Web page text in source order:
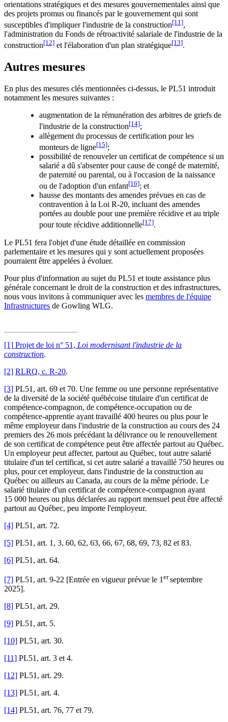
orientations stratégiques et des mesures gouvernementales ainsi que
des projets promus ou financés par le gouvernement qui sont
susceptibles d'impliquer l'industrie de la construction[11],
l'administration du Fonds de rétroactivité salariale de l'industrie de la
construction[12] et l'élaboration d'un plan stratégique[13].
Autres mesures
En plus des mesures clés mentionnées ci-dessus, le PL51 introduit
notamment les mesures suivantes :
augmentation de la rémunération des arbitres de griefs de
l'industrie de la construction[14];
allègement du processus de certification pour les
monteurs de ligne[15];
possibilité de renouveler un certificat de compétence si un
salarié a dû s'absenter pour cause de congé de maternité,
de paternité ou parental, ou à l'occasion de la naissance
ou de l'adoption d'un enfant[16]; et
hausse des montants des amendes prévues en cas de
contravention à la Loi R-20, incluant des amendes
portées au double pour une première récidive et au triple
pour toute récidive additionnelle[17].
Le PL51 fera l'objet d'une étude détaillée en commission
parlementaire et les mesures qui y sont actuellement proposées
pourraient être appelées à évoluer.
Pour plus d'information au sujet du PL51 et toute assistance plus
générale concernant le droit de la construction et des infrastructures,
nous vous invitons à communiquer avec les membres de l'équipe
Infrastructures de Gowling WLG.
[1] Projet de loi n° 51, Loi modernisant l'industrie de la
construction.
[2] RLRQ, c. R-20.
[3] PL51, art. 69 et 70. Une femme ou une personne représentative
de la diversité de la société québécoise titulaire d'un certificat de
compétence-compagnon, de compétence-occupation ou de
compétence-apprentie ayant travaillé 400 heures ou plus pour le
même employeur dans l'industrie de la construction au cours des 24
premiers des 26 mois précédant la délivrance ou le renouvellement
de son certificat de compétence peut être affectée partout au Québec.
Un employeur peut affecter, partout au Québec, tout autre salarié
titulaire d'un tel certificat, si cet autre salarié a travaillé 750 heures ou
plus, pour cet employeur, dans l'industrie de la construction au
Québec ou ailleurs au Canada, au cours de la même période. Le
salarié titulaire d'un certificat de compétence-compagnon ayant
15 000 heures ou plus déclarées au rapport mensuel peut être affecté
partout au Québec, peu importe l'employeur.
[4] PL51, art. 72.
[5] PL51, art. 1, 3, 60, 62, 63, 66, 67, 68, 69, 73, 82 et 83.
[6] PL51, art. 64.
[7] PL51, art. 9-22 [Entrée en vigueur prévue le 1 erseptembre
2025].
[8] PL51, art. 29.
[9] PL51, art. 5.
[10] PL51, art. 30.
[11] PL51, art. 3 et 4.
[12] PL51, art. 29.
[13] PL51, art. 4.
[14] PL51, art. 76, 77 et 79.